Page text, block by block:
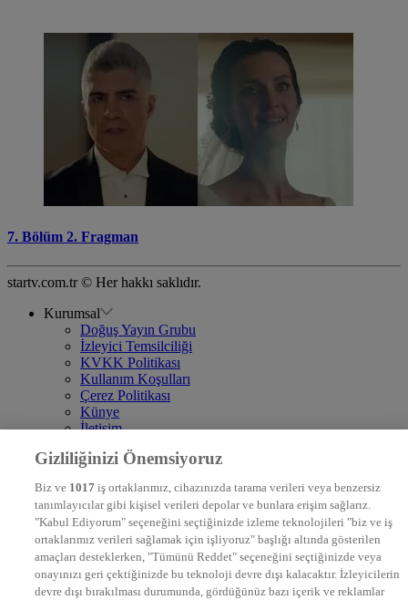
7. Bölüm 2. Fragman
startv.com.tr © Her hakkı saklıdır.
Kurumsal
Doğuş Yayın Grubu
İzleyici Temsilciliği
KVKK Politikası
Kullanım Koşulları
Çerez Politikası
Künye
İletişim
DYG Televizyonlar
STAR
EURO STAR
KRAL POP TV
DYG Radyolar
NTV RADYO
KRAL FM
KRAL POP
Gizliliğinizi Önemsiyoruz
Biz ve 1017 iş ortaklarımız, cihazınızda tarama verileri veya benzersiz
tanımlayıcılar gibi kişisel verileri depolar ve bunlara erişim sağlarız.
"Kabul Ediyorum" seçeneğini seçtiğinizde izleme teknolojileri "biz ve iş
ortaklarımız verileri sağlamak için işliyoruz" başlığı altında gösterilen
amaçları desteklerken, "Tümünü Reddet" seçeneğini seçtiğinizde veya
onayınızı geri çektiğinizde bu teknoloji devre dışı kalacaktır. İzleyicilerin
devre dışı bırakılması durumunda, gördüğünüz bazı içerik ve reklamlar